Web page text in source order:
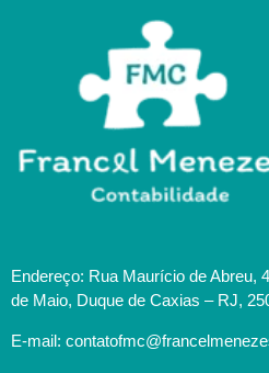
Endereço: Rua Maurício de Abreu,
de Maio, Duque de Caxias – RJ,
E-mail: